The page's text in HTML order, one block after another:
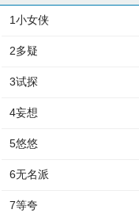
1小女侠
2多疑
3试探
4妄想
5悠悠
6无名派
7等夸